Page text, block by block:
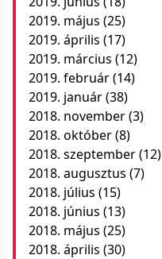
2019. május (25)
2019. április (17)
2019. március (12)
2019. február(14)
2019. január(38)
2018. november(3)
2018. október(8)
2018. szeptember(12)
2018. augusztus (7)
2018. július (15)
2018. június (13)
2018. május (25)
2018. április (30)